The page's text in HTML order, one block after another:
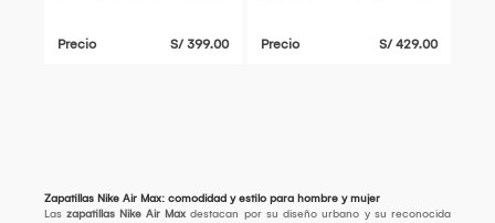
Precio S/ 399.00 Precio S/ 429.00
Zapatillas Nike Air Max: comodidad y estilo para hombre y mujer
Las zapatillas Nike Air Max destacan por su diseño urbano y su reconocida